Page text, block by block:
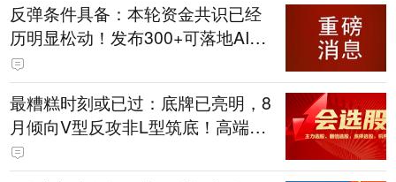
反弹条件具备：本轮资金共识已经
历明显松动！发布300+可落地AI应
用；跨境支付+AI智能体；密码安全
主力军
最糟糕时刻或已过：底牌已亮明，8
月倾向V型反攻非L型筑底！高端制
造与跨境电商融合；IT设备+机器人
+芯片